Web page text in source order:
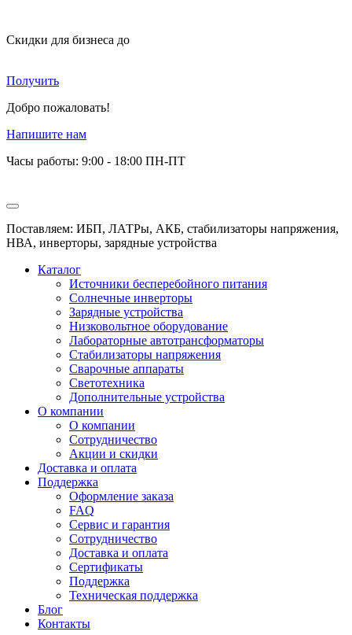
Скидки для бизнеса до
Получить
Добро пожаловать!
Напишите нам
Часы работы: 9:00 - 18:00 ПН-ПТ
Поставляем: ИБП, ЛАТРы, АКБ, стабилизаторы напряжения,
НВА, инверторы, зарядные устройства
Каталог
Источники бесперебойного питания
Солнечные инверторы
Зарядные устройства
Низковольтное оборудование
Лабораторные автотрансформаторы
Стабилизаторы напряжения
Сварочные аппараты
Светотехника
Дополнительные устройства
О компании
О компании
Сотрудничество
Акции и скидки
Доставка и оплата
Поддержка
Оформление заказа
FAQ
Сервис и гарантия
Сотрудничество
Доставка и оплата
Сертификаты
Поддержка
Техническая поддержка
Блог
Контакты